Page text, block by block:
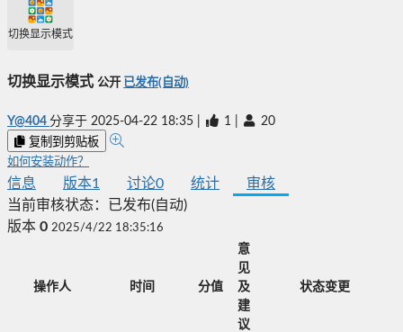
切换显示模式
切换显示模式 公开 已发布(自动)
Y@404 分享于 2025-04-22 18:35 1 20
复制到剪贴板
如何安装动作？
信息 版本1 讨论0 统计
审核
当前审核状态：
已发布(自动)
版本 0 2025/4/22 18:35:16
操作人 时间 分值
意
见
及
建
议
状态变更